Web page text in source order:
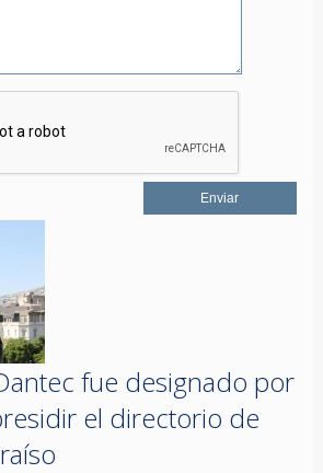
fue designado por
el directorio de